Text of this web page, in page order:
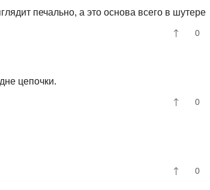
печально, а это основа всего в шутере
0
цепочки.
0
0